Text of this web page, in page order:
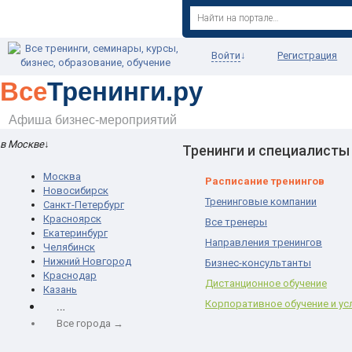
ВсеТренинги.ру
Афиша бизнес-мероприятий
в Москве↓
Москва
Новосибирск
Санкт-Петербург
Красноярск
Екатеринбург
Челябинск
Нижний Новгород
Краснодар
Казань
…
Все города →
Войти ↓ Регистрация
Тренинги и специалисты
Расписание тренингов
Тренинговые компании
Все тренеры
Направления тренингов
Бизнес-консультанты
Дистанционное обучение
Корпоративное обучение и